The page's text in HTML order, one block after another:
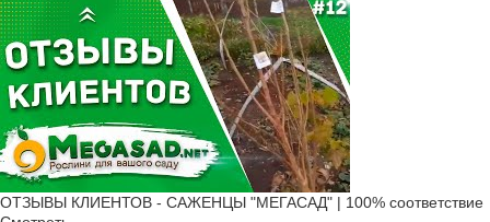
ОТЗЫВЫ КЛИЕНТОВ - САЖЕНЦЫ "МЕГАСАД" | 100% соответствие